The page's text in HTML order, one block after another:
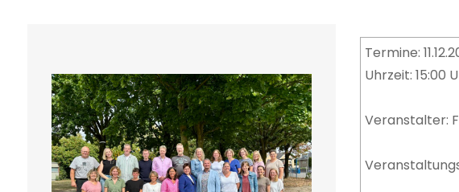
Termine:
Uhrzeit: 15:00
Veranstalter: